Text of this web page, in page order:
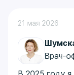
21 мая 2026
Врач-